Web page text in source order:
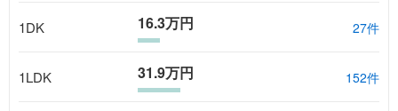
1DK 16.3万円 27件
1LDK 31.9万円 152件